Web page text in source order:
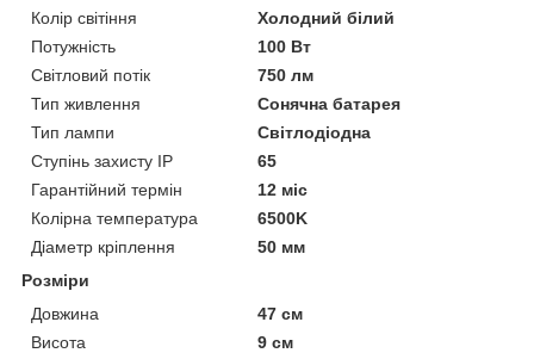
Колір світіння
Холодний білий
Потужність
100 Вт
Світловий потік
750 лм
Тип живлення
Сонячна батарея
Тип лампи
Світлодіодна
Ступінь захисту IP
65
Гарантійний термін
12 міс
Колірна температура
6500K
Діаметр кріплення
50 мм
Розміри
Довжина
47 см
Висота
9 см